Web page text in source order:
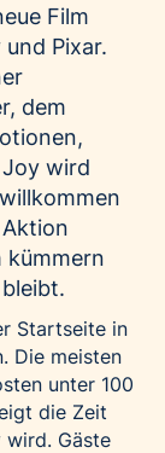
Film
Pixar.
dem
wird
kümmern
Startseite in
Die meisten
unter 100
die Zeit
wird. Gäste